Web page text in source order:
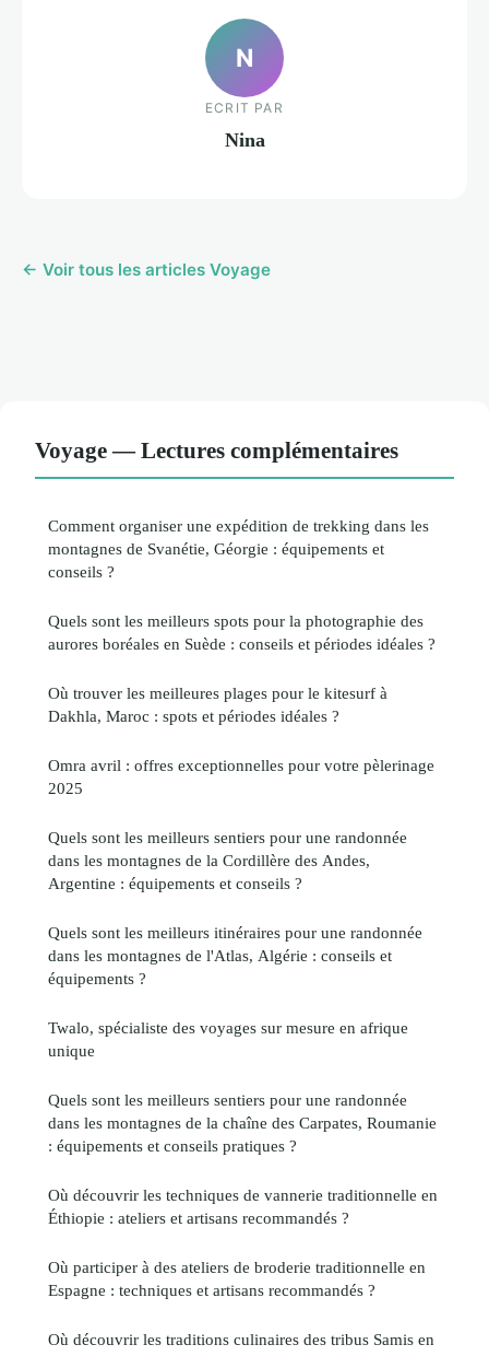
N
ECRIT PAR
Nina
← Voir tous les articles Voyage
Voyage — Lectures complémentaires
Comment organiser une expédition de trekking dans les
montagnes de Svanétie, Géorgie : équipements et
conseils ?
Quels sont les meilleurs spots pour la photographie des
aurores boréales en Suède : conseils et périodes idéales ?
Où trouver les meilleures plages pour le kitesurf à
Dakhla, Maroc : spots et périodes idéales ?
Omra avril : offres exceptionnelles pour votre pèlerinage
2025
Quels sont les meilleurs sentiers pour une randonnée
dans les montagnes de la Cordillère des Andes,
Argentine : équipements et conseils ?
Quels sont les meilleurs itinéraires pour une randonnée
dans les montagnes de l'Atlas, Algérie : conseils et
équipements ?
Twalo, spécialiste des voyages sur mesure en afrique
unique
Quels sont les meilleurs sentiers pour une randonnée
dans les montagnes de la chaîne des Carpates, Roumanie
: équipements et conseils pratiques ?
Où découvrir les techniques de vannerie traditionnelle en
Éthiopie : ateliers et artisans recommandés ?
Où participer à des ateliers de broderie traditionnelle en
Espagne : techniques et artisans recommandés ?
Où découvrir les traditions culinaires des tribus Samis en